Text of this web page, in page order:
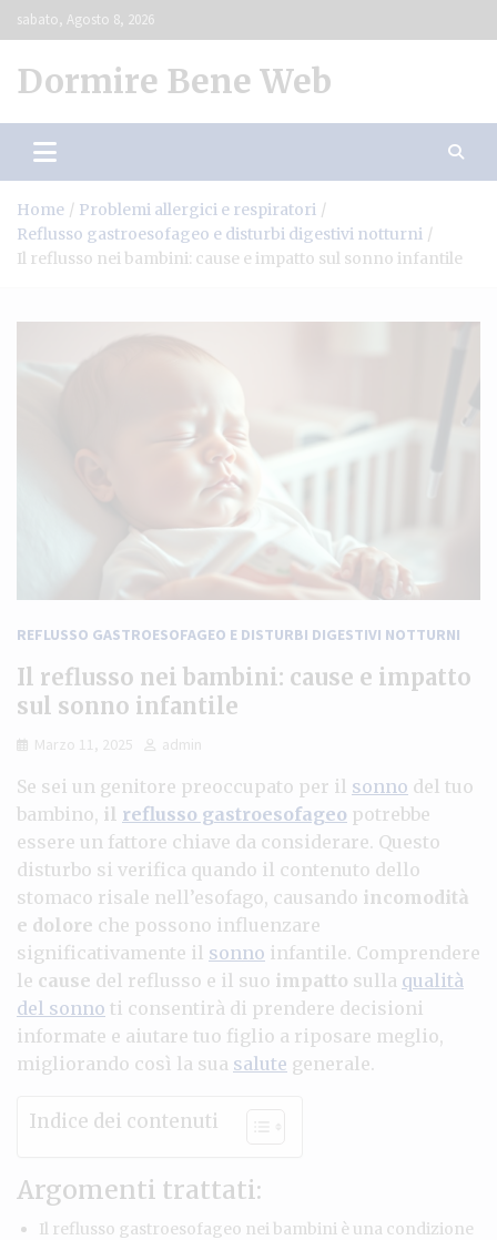
Skip
to
sabato, Agosto 8, 2026
Dormire Bene Web
Home
Problemi allergici e respiratori
Reflusso gastroesofageo e disturbi digestivi notturni
Il reflusso nei bambini: cause e impatto sul sonno infantile
REFLUSSO GASTROESOFAGEO E DISTURBI DIGESTIVI NOTTURNI
Il reflusso nei bambini: cause e impatto
sul sonno infantile
Marzo 11, 2025 admin
Se sei un genitore preoccupato per il sonno del tuo
bambino, il reflusso gastroesofageo potrebbe
essere un fattore chiave da considerare. Questo
disturbo si verifica quando il contenuto dello
stomaco risale nell’esofago, causando incomodità
e dolore che possono influenzare
significativamente il sonno infantile. Comprendere
le cause del reflusso e il suo impatto sulla qualità
del sonno ti consentirà di prendere decisioni
informate e aiutare tuo figlio a riposare meglio,
migliorando così la sua salute generale.
Indice dei contenuti
Argomenti trattati:
Il reflusso gastroesofageo nei bambini è una condizione